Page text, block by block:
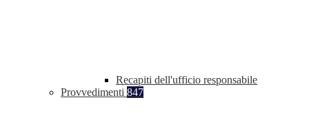
Recapiti dell'ufficio responsabile
Provvedimenti 847